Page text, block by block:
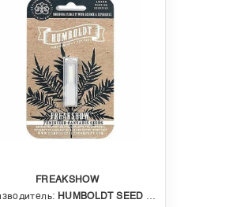
FREAKSHOW
HUMBOLDT SEED COMPANY